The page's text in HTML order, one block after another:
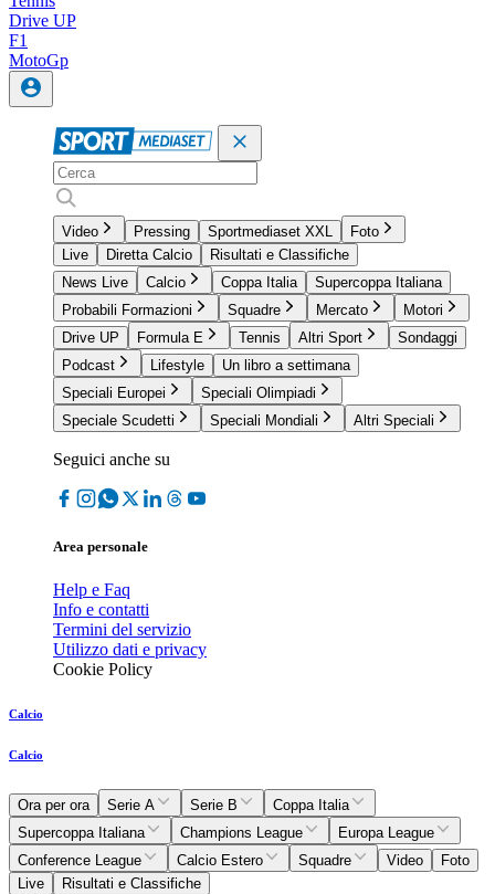
Drive UP
F1
MotoGp
Video Pressing Sportmediaset XXL
Foto
Live
Diretta Calcio
Risultati e Classifiche
News Live
Calcio Coppa Italia
Supercoppa Italiana
Probabili Formazioni
Squadre Mercato
Motori
Drive UP
Formula E Tennis Altri Sport
Sondaggi
Podcast
Lifestyle
Un libro a settimana
Speciali Europei
Speciali Olimpiadi
Speciale Scudetti
Speciali Mondiali Altri Speciali
Seguici anche su
Area personale
Help e Faq
Info e contatti
Termini del servizio
Utilizzo dati e privacy
Cookie Policy
Calcio
Calcio
Ora per ora Serie A Serie B
Coppa Italia
Supercoppa Italiana
Champions League
Europa League
Conference League
Calcio Estero Squadre Video
Foto
Live
Risultati e Classifiche